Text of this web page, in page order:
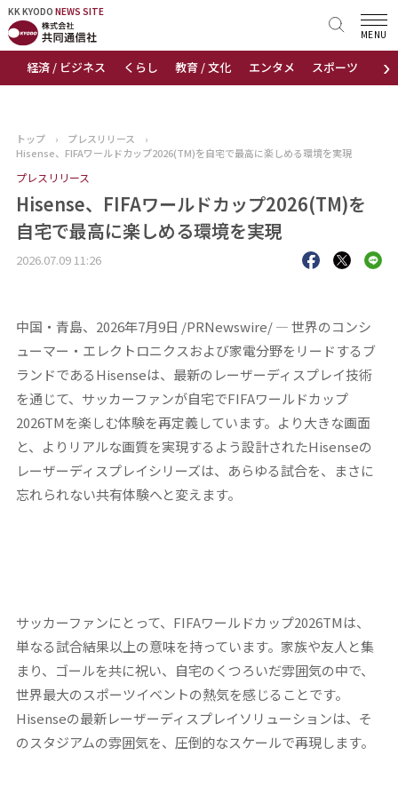
KK KYODO NEWS SITE
›
経済 / ビジネス くらし 教育 / 文化 エンタメ スポーツ 地域
MENU
KK KYODONEWS SITE
トップページ
ニュース
おすすめコンテンツ
出版物
トップ › プレスリリース
›
Hisense、FIFAワールドカップ2026(TM)を自宅で最高に楽しめる環境を実現
プレスリリース
Hisense、FIFAワールドカップ2026(TM)を
自宅で最高に楽しめる環境を実現
2026.07.09 11:26
中国・青島、2026年7月9日 /PRNewswire/ — 世界のコンシ
ューマー・エレクトロニクスおよび家電分野をリードするブ
ランドであるHisenseは、最新のレーザーディスプレイ技術
を通じて、サッカーファンが自宅でFIFAワールドカップ
2026TMを楽しむ体験を再定義しています。より大きな画面
と、よりリアルな画質を実現するよう設計されたHisenseの
レーザーディスプレイシリーズは、あらゆる試合を、まさに
忘れられない共有体験へと変えます。
サッカーファンにとって、FIFAワールドカップ2026TMは、
単なる試合結果以上の意味を持っています。家族や友人と集
まり、ゴールを共に祝い、自宅のくつろいだ雰囲気の中で、
世界最大のスポーツイベントの熱気を感じることです。
Hisenseの最新レーザーディスプレイソリューションは、そ
のスタジアムの雰囲気を、圧倒的なスケールで再現します。